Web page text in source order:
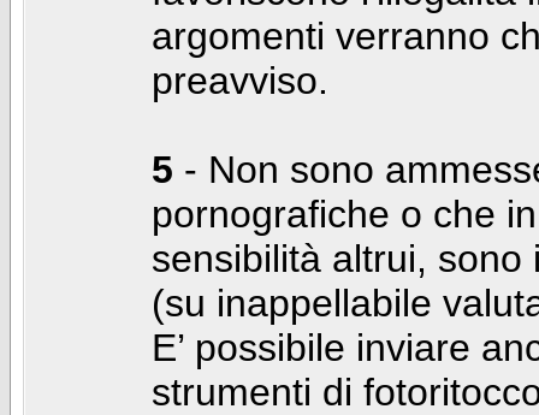
argomenti verranno
preavviso.
5 - Non sono
pornografiche o che
sensibilità altrui,
(su inappellabile
E’ possibile inviare
strumenti di